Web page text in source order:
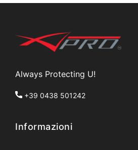
Always Protecting U!
+39 0438 501242
Informazioni